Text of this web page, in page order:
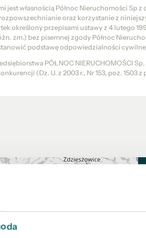
jest własnością Północ Nieruchomości Sp
oraz korzystanie z
określony przepisami ustawy z 4 lutego
zm.) bez pisemnej zgody Północ
podstawę odpowiedzialności
PÓŁNOC NIERUCHOMOŚCI
(Dz. U. z 2003 r., Nr 153, poz. 1503 z